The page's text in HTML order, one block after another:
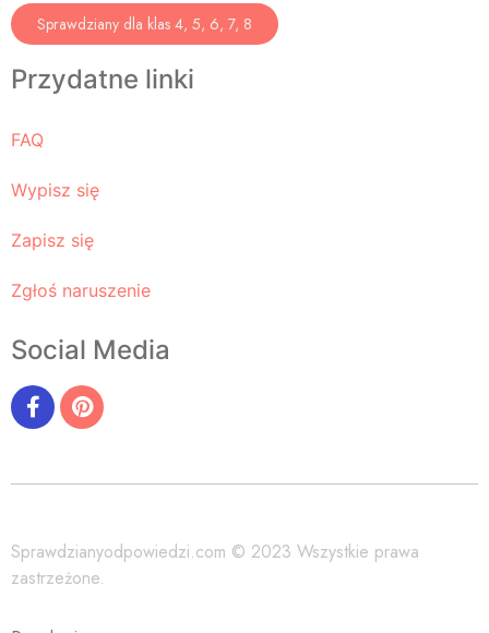
Sprawdziany dla klas 4, 5, 6, 7, 8
Przydatne linki
FAQ
Wypisz się
Zapisz się
Zgłoś naruszenie
Social Media
Sprawdzianyodpowiedzi.com © 2023 Wszystkie prawa
zastrzeżone.